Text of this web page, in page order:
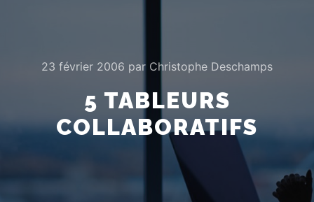
23 février 2006 par Christophe Deschamps
5 TABLEURS
COLLABORATIFS